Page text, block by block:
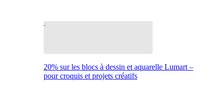
20% sur les blocs à dessin et aquarelle Lumart –
pour croquis et projets créatifs